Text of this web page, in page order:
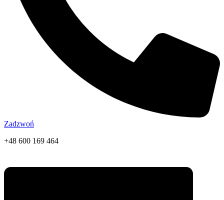
Zadzwoń
+48 600 169 464